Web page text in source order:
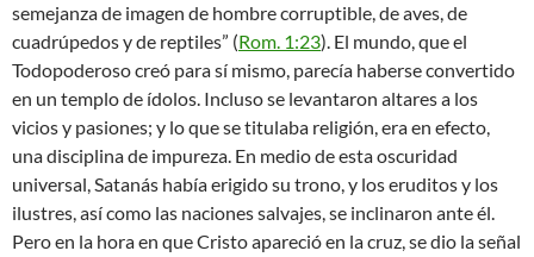
semejanza de imagen de hombre corruptible, de aves, de
cuadrúpedos y de reptiles” (Rom. 1:23). El mundo, que el
Todopoderoso creó para sí mismo, parecía haberse convertido
en un templo de ídolos. Incluso se levantaron altares a los
vicios y pasiones; y lo que se titulaba religión, era en efecto,
una disciplina de impureza. En medio de esta oscuridad
universal, Satanás había erigido su trono, y los eruditos y los
ilustres, así como las naciones salvajes, se inclinaron ante él.
Pero en la hora en que Cristo apareció en la cruz, se dio la señal